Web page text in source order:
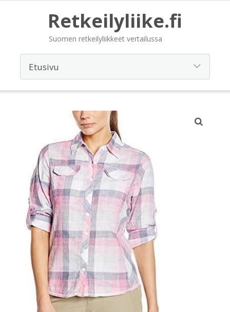
Retkeilyliike.fi
Suomen retkeilyliikkeet vertailussa